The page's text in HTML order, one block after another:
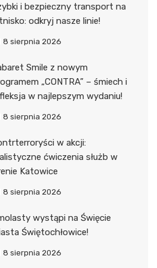
i bezpieczny transport na
odkryj nasze linie!
8 sierpnia 2026
Smile z nowym
„CONTRA” – śmiech i
w najlepszym wydaniu!
8 sierpnia 2026
w akcji:
ćwiczenia służb w
Katowice
8 sierpnia 2026
wystąpi na Święcie
Świętochłowice!
8 sierpnia 2026